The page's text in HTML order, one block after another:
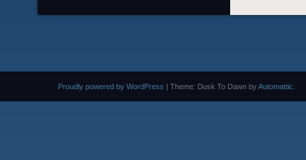
Proudly powered by WordPress | Theme: Dusk To Dawn byAutomattic